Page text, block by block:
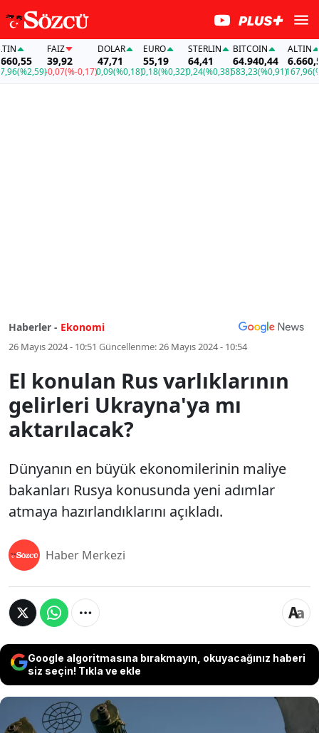
(%2,59)
FAİZ
39,92
-0,07(%-0,17)
DOLAR
47,71
0,09(%0,18)
EURO
55,19
0,18(%0,32)
STERLIN
64,41
0,24(%0,38)
BITCOIN
64.940,44
583,23(%0,91)
ALTIN
6.660,55
167,96
Haberler - Ekonomi
26 Mayıs 2024 - 10:51 Güncellenme:26 Mayıs 2024 - 10:54
El konulan Rus varlıklarının
gelirleri Ukrayna'ya mı
aktarılacak?
Dünyanın en büyük ekonomilerinin maliye
bakanları Rusya konusunda yeni adımlar
atmaya hazırlandıklarını açıkladı.
Haber Merkezi
Google algoritmasına bırakmayın, okuyacağınız haberi
siz seçin! Tıkla ve ekle